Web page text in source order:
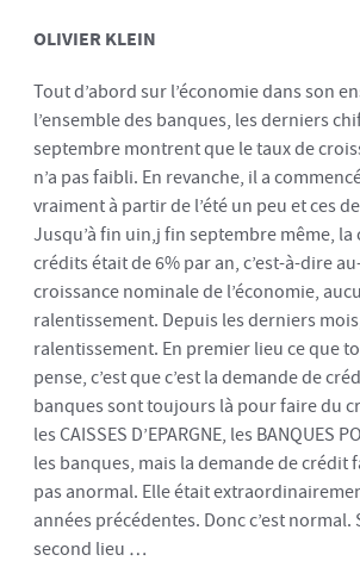
OLIVIER KLEIN
Tout d’abord sur l’économie dans son
l’ensemble des banques, les derniers
septembre montrent que le taux de
n’a pas faibli. En revanche, il a
vraiment à partir de l’été un peu et ces
Jusqu’à fin uin,j fin septembre même, la
crédits était de 6% par an, c’est-à-dire
croissance nominale de l’économie,
ralentissement. Depuis les derniers
ralentissement. En premier lieu ce que
pense, c’est que c’est la demande de
banques sont toujours là pour faire du
les CAISSES D’EPARGNE, les BANQUES
les banques, mais la demande de crédit
pas anormal. Elle était
années précédentes. Donc c’est normal.
second lieu …